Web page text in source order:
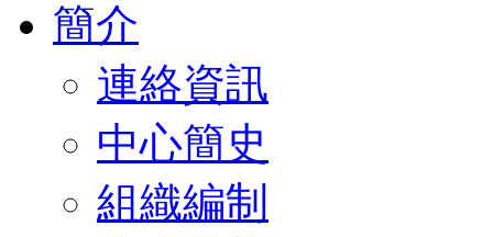
簡介
連絡資訊
中心簡史
組織編制